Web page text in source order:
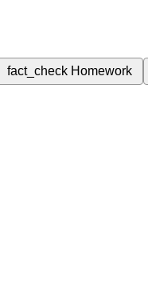
fact_check Homework